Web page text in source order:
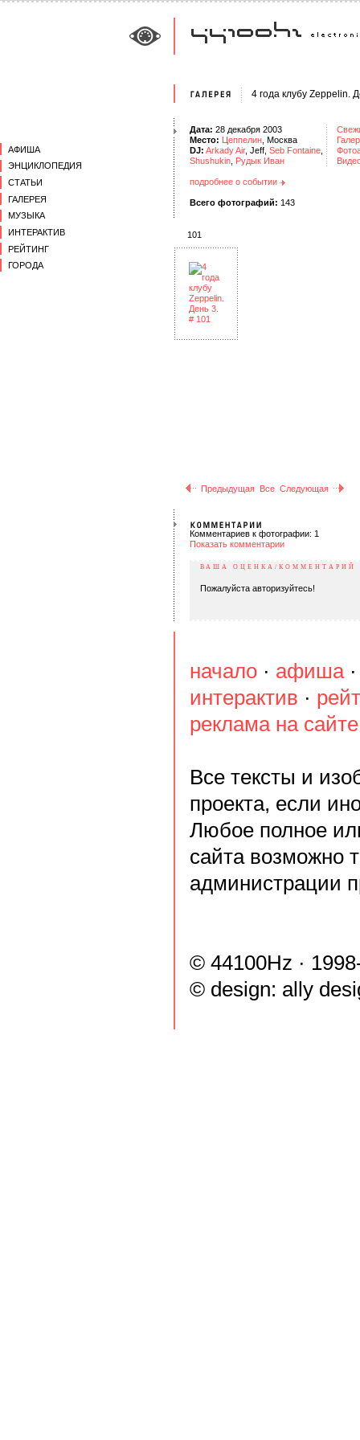
АФИША
ЭНЦИКЛОПЕДИЯ
СТАТЬИ
ГАЛЕРЕЯ
МУЗЫКА
ИНТЕРАКТИВ
РЕЙТИНГ
ГОРОДА
4 года клубу Zeppelin.
Дата: 28 декабря 2003
Место: Цеппелин , Москва
DJ: Arkady Air, Jeff, Seb Fontaine
Shushukin Рудык Иван
подробнее о событии
Всего фотографий: 143
101
Предыдущая Все Следующая
Комментариев к фотографии: 1
Показать комментарии
ВАША ОЦЕНКА/КОММЕНТАРИЙ
Пожалуйста авторизуйтесь!
начало · афиша
интерактив ·
реклама на сайте
Все тексты и
проекта, если
Любое полное
сайта возможно
администрации
© 44100Hz ·
© design: ally